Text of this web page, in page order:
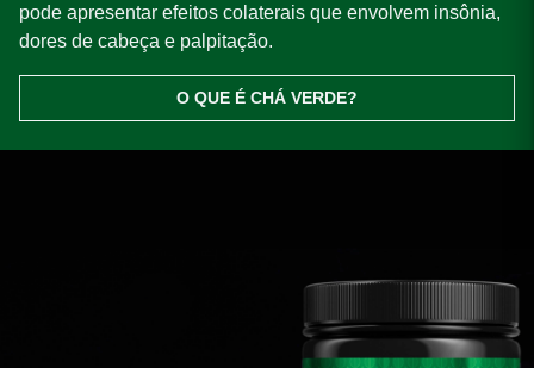
pode apresentar efeitos colaterais que envolvem insônia,
dores de cabeça e palpitação.
O QUE É CHÁ VERDE?